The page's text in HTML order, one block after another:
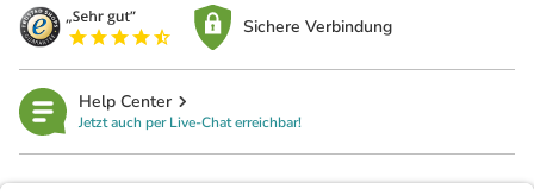
Sichere Verbindung
Help Center
Jetzt auch per Live-Chat erreichbar!